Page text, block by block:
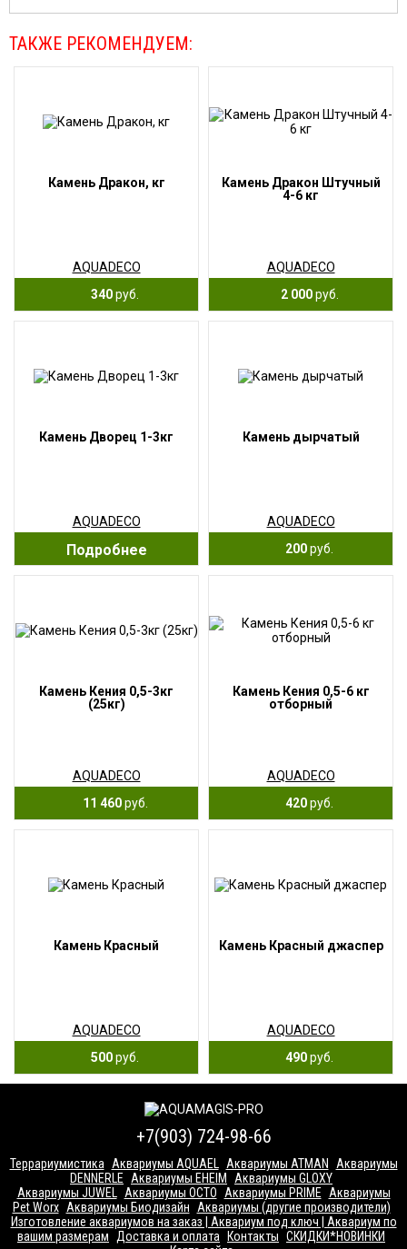
ТАКЖЕ РЕКОМЕНДУЕМ:
Камень Дракон, кг
AQUADECO
340руб.
Камень Дракон Штучный
4-6 кг
AQUADECO
2 000руб.
Камень Дворец 1-3кг
AQUADECO
Подробнее
Камень дырчатый
AQUADECO
200руб.
Камень Кения 0,5-3кг
(25кг)
AQUADECO
11 460руб.
Камень Кения 0,5-6 кг
отборный
AQUADECO
420руб.
Камень Красный
AQUADECO
500руб.
Камень Красный джаспер
AQUADECO
490руб.
+7(903) 724-98-66
Террариумистика Аквариумы AQUAEL Аквариумы ATMAN
Аквариумы
DENNERLE
Аквариумы EHEIM
Аквариумы GLOXY
Аквариумы JUWEL
Аквариумы OCTO Аквариумы PRIME
Аквариумы
Pet Worx Аквариумы Биодизайн
Аквариумы (другие производители)
Изготовление аквариумов на заказ | Аквариум под ключ | Аквариум по
вашим размерам
Доставка и оплата Контакты СКИДКИ*НОВИНКИ